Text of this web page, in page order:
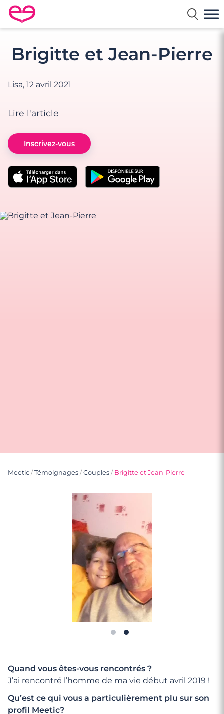
Rencontre en France avec Meetic
Brigitte et Jean-Pierre
Lisa, 12 avril 2021
Lire l'article
Inscrivez-vous
Meetic /Témoignages /Couples / Brigitte et Jean-Pierre
Quand vous êtes-vous rencontrés ?
J’ai rencontré l’homme de ma vie début avril 2019 !
Qu’est ce qui vous a particulièrement plu sur son
profil Meetic?